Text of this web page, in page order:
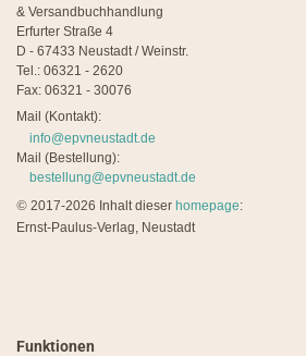
& Versandbuchhandlung
Erfurter Straße 4
D - 67433 Neustadt / Weinstr.
Tel.: 06321 - 2620
Fax: 06321 - 30076
Mail (Kontakt):
info@epvneustadt.de
Mail (Bestellung):
bestellung@epvneustadt.de
© 2017-2026 Inhalt dieser homepage:
Ernst-Paulus-Verlag, Neustadt
Funktionen